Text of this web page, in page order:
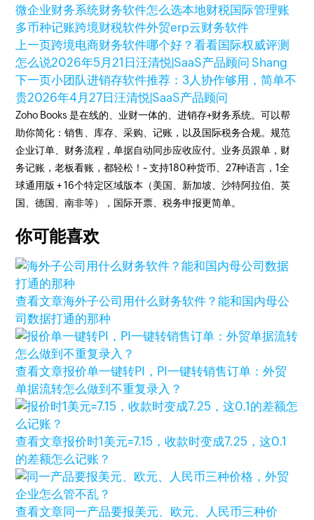
微企业财务系统财务软件怎么选本地财税国际管理账
多币种记账跨境财税软件外贸erp云财务软件
上一页跨境电商财务软件哪个好？看看国际权威评测
怎么说2026年5月21日汪清悦|SaaS产品顾问 Shang
下一页小团队进销存软件推荐：3人协作够用，简单不
贵2026年4月27日汪清悦|SaaS产品顾问
Zoho Books 是在线的、业财一体的、进销存+财务系统。可以帮
助你简化：销售、库存、采购、记账，以及国际税务合规。规范
企业订单、财务流程，单据自动同步应收应付。业务员跟单，财
务记账，老板看账，都轻松！~ 支持180种货币、27种语言，1全
球通用版 + 16个特定区域版本（美国、新加坡、沙特阿拉伯、英
国、德国、南非等），国际开票、税务申报更简单。
你可能喜欢
查看文章海外子公司用什么财务软件？能和国内母公
司数据打通的那种
查看文章报价单一键转PI，PI一键转销售订单：外贸
单据流转怎么做到不重复录入？
查看文章报价时1美元=7.15，收款时变成7.25，这0.1
的差额怎么记账？
查看文章同一产品要报美元、欧元、人民币三种价